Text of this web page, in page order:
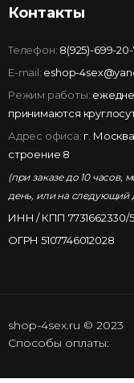
Контакты
Телефон: 8(925)-699-
E-mail: eshop-
Режим работы:
принимаются
Адрес офиса: г.
строение 8
(при заказе до 10 часов,
день, или на следующий
ИНН / КПП 7731662330/
ОГРН 5107746012028
shop-4sex.ru © 2023
Способы оплаты: